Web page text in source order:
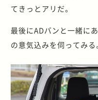
てきっとアリだ。
最後にADバンと一緒に
の意気込みを伺ってみる